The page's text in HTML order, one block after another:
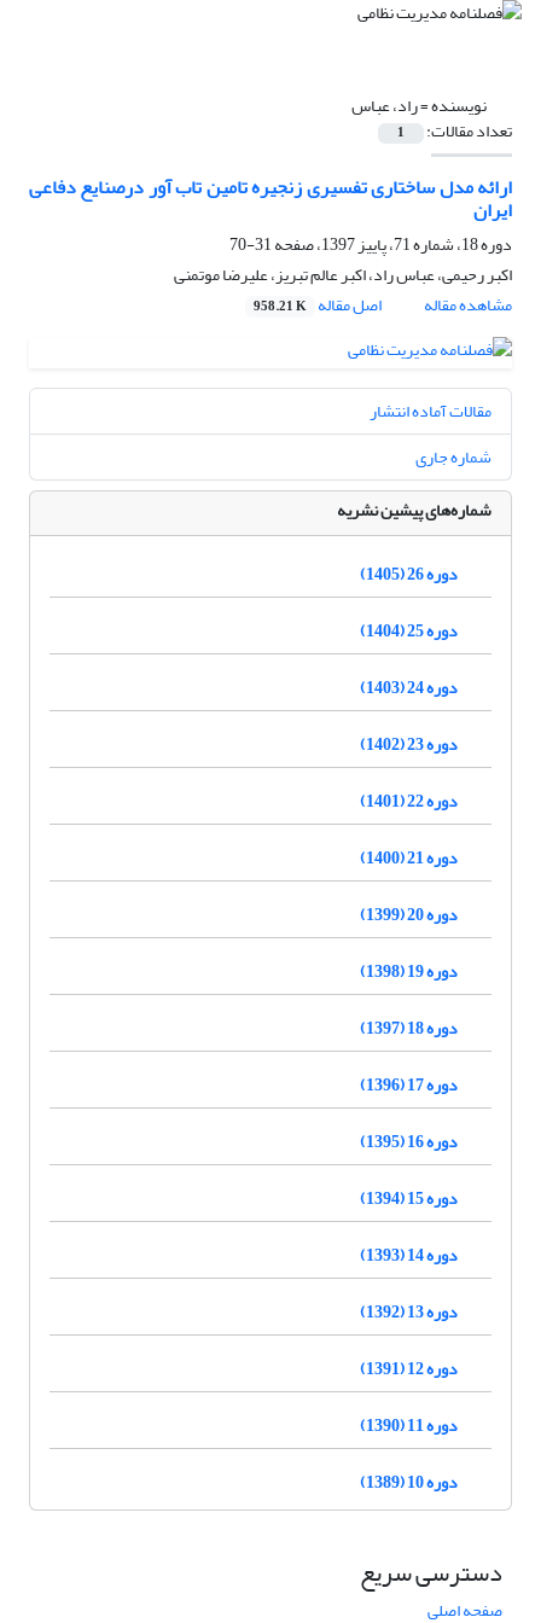
نویسنده =راد، عباس
تعداد مقالات: 1
ارائه مدل ساختاری تفسیری زنجیره تامین تاب آور درصنایع دفاعی
ایران
دوره 18، شماره 71، پاییز 1397، صفحه
31-70
اکبر رحیمی، عباس راد، اکبر عالم تبریز، علیرضا موتمنی
مشاهده مقاله
اصل مقاله 958.21 K
مقالات آماده انتشار
شماره جاری
شماره‌های پیشین نشریه
دوره 26 (1405)
دوره 25 (1404)
دوره 24 (1403)
دوره 23 (1402)
دوره 22 (1401)
دوره 21 (1400)
دوره 20 (1399)
دوره 19 (1398)
دوره 18 (1397)
دوره 17 (1396)
دوره 16 (1395)
دوره 15 (1394)
دوره 14 (1393)
دوره 13 (1392)
دوره 12 (1391)
دوره 11 (1390)
دوره 10 (1389)
دسترسی سریع
صفحه اصلی